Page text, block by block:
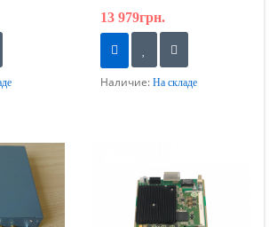
13 979грн.
Наличие: На складе